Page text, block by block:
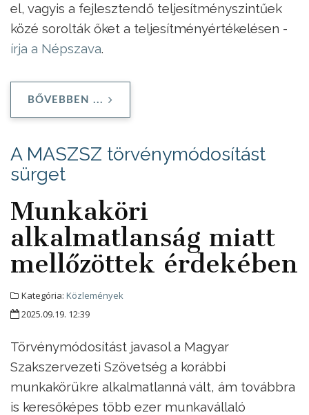
el, vagyis a fejlesztendő teljesítményszintűek
közé sorolták őket a teljesítményértékelésen -
írja a Népszava.
BŐVEBBEN ...
A MASZSZ törvénymódosítást
sürget
Munkaköri
alkalmatlanság miatt
mellőzöttek érdekében
Kategória: Közlemények
2025.09.19. 12:39
Törvénymódosítást javasol a Magyar
Szakszervezeti Szövetség a korábbi
munkakörükre alkalmatlanná vált, ám továbbra
is keresőképes több ezer munkavállaló